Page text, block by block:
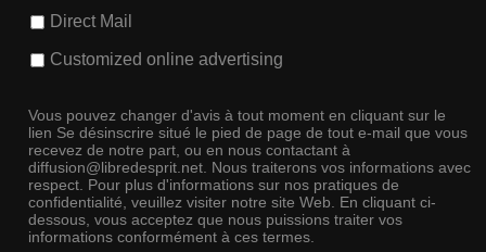
Direct Mail
Customized online advertising
Vous pouvez changer d'avis à tout moment en cliquant sur le
lien Se désinscrire situé le pied de page de tout e-mail que vous
recevez de notre part, ou en nous contactant à
diffusion@libredesprit.net. Nous traiterons vos informations avec
respect. Pour plus d'informations sur nos pratiques de
confidentialité, veuillez visiter notre site Web. En cliquant ci-
dessous, vous acceptez que nous puissions traiter vos
informations conformément à ces termes.